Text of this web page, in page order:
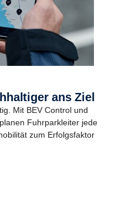
ans Ziel
Mit BEV Control und
Fuhrparkleiter jede
zum Erfolgsfaktor